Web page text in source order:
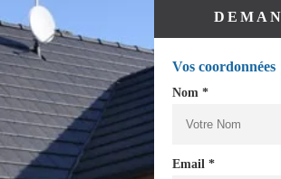
Vos coordonnées
Nom *
Email *